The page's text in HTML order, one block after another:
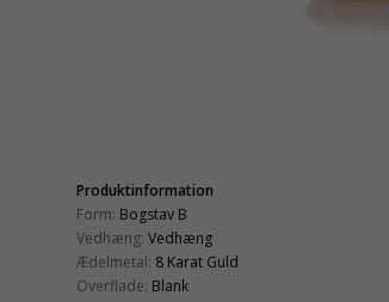
Produktinformation
Form: Bogstav B
Vedhæng: Vedhæng
Ædelmetal: 8 Karat Guld
Overflade: Blank